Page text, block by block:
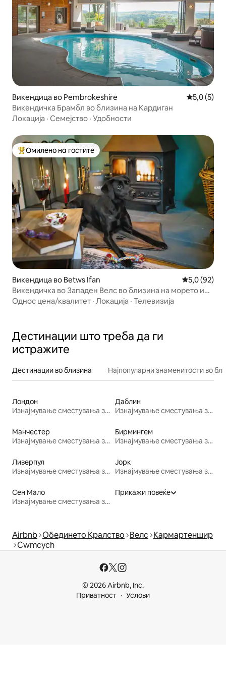
Викендица во Pembrokeshire Просечна
5,0 (5)
Викендичка Брамбл во близина на Кардиган
Локација · Семејство · Удобности
Меѓу најуспешните „Омилени на гостите“
Омилено на гостите
Викендица во Betws Ifan Просечна
5,0 (92)
Викендичка во Западен Велс во близина на морето и
со оградена градина
Однос цена/квалитет · Локација · Телевизија
Дестинации што треба да ги
истражите
Дестинации во близина Најпопуларни знаменитости во
Лондон
Изнајмување сместувања за одмор
Даблин
Изнајмување сместувања за одмор
Манчестер
Изнајмување сместувања за одмор
Бирмингем
Изнајмување сместувања за одмор
Ливерпул
Изнајмување сместувања за одмор
Јорк
Изнајмување сместувања за одмор
Сен Мало
Изнајмување сместувања за одмор
Прикажи повеќе
Airbnb Обединето Кралство Велс Кармартеншир
Cwmcych
© 2026 Airbnb, Inc.
Приватност
Услови